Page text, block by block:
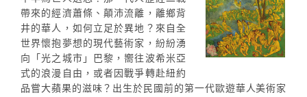
帶來的經濟蕭條、顛沛流離，離鄉背
井的華人，如何立足於異地？來自全
世界懷抱夢想的現代藝術家，紛紛湧
向「光之城市」巴黎，嚮往波希米亞
式的浪漫自由，或者因戰爭轉赴紐約
品嘗大蘋果的滋味？出生於民國前的第一代歐遊華人美術家